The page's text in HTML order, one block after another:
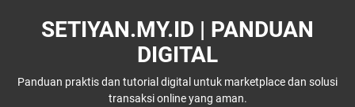
SETIYAN.MY.ID | PANDUAN
DIGITAL
Panduan praktis dan tutorial digital untuk marketplace dan solusi
transaksi online yang aman.